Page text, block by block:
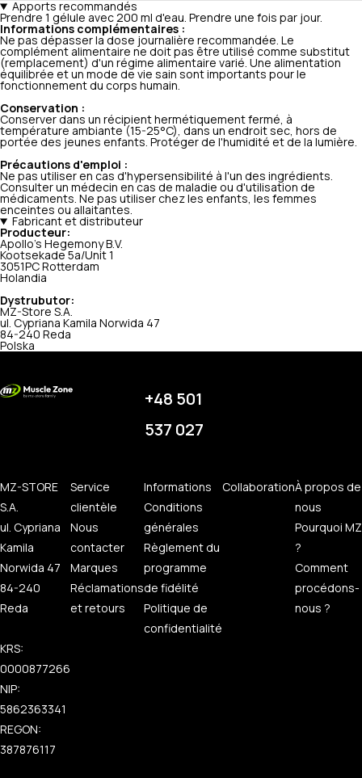
Apports recommandés
Prendre 1 gélule avec 200 ml d'eau. Prendre une fois par jour.
Informations complémentaires :
Ne pas dépasser la dose journalière recommandée. Le
complément alimentaire ne doit pas être utilisé comme substitut
(remplacement) d'un régime alimentaire varié. Une alimentation
équilibrée et un mode de vie sain sont importants pour le
fonctionnement du corps humain.
Conservation :
Conserver dans un récipient hermétiquement fermé, à
température ambiante (15-25°C), dans un endroit sec, hors de
portée des jeunes enfants. Protéger de l'humidité et de la lumière.
Précautions d'emploi :
Ne pas utiliser en cas d'hypersensibilité à l'un des ingrédients.
Consulter un médecin en cas de maladie ou d'utilisation de
médicaments. Ne pas utiliser chez les enfants, les femmes
enceintes ou allaitantes.
Fabricant et distributeur
Producteur:
Apollo's Hegemony B.V.
Kootsekade 5a/Unit 1
3051PC Rotterdam
Holandia
Dystrubutor:
MZ-Store S.A.
ul. Cypriana Kamila Norwida 47
84-240 Reda
Polska
+48 501
537 027
MZ-STORE
S.A.
ul. Cypriana
Kamila
Norwida 47
84-240
Reda
KRS:
0000877266
NIP:
5862363341
REGON:
387876117
Service
clientèle
Nous
contacter
Marques
Réclamations
et retours
Informations
Conditions
générales
Règlement du
programme
de fidélité
Politique de
confidentialité
CollaborationÀ propos de
nous
Pourquoi MZ
?
Comment
procédons-
nous ?